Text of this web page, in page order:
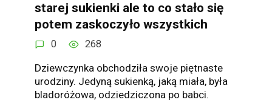
starej sukienki ale to co stało się
potem zaskoczyło wszystkich
0 268
Dziewczynka obchodziła swoje piętnaste
urodziny. Jedyną sukienką, jaką miała, była
bladoróżowa, odziedziczona po babci.